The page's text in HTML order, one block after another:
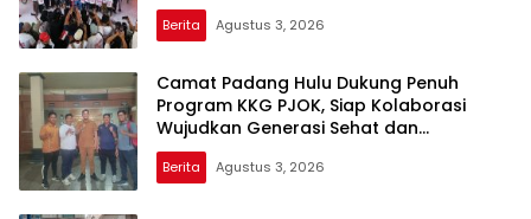
Berita Agustus 3, 2026
Camat Padang Hulu Dukung Penuh
Program KKG PJOK, Siap Kolaborasi
Wujudkan Generasi Sehat dan
Berprestasi
Berita Agustus 3, 2026